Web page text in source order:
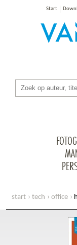
Start
start tech office